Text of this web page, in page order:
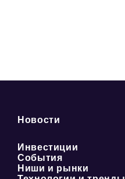
Новости
Инвестиции
События
Ниши и рынки